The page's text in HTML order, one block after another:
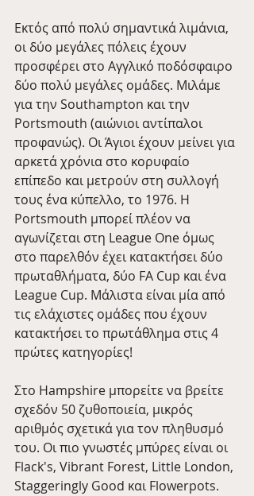
Εκτός από πολύ σημαντικά λιμάνια,
οι δύο μεγάλες πόλεις έχουν
προσφέρει στο Αγγλικό ποδόσφαιρο
δύο πολύ μεγάλες ομάδες. Μιλάμε
για την Southampton και την
Portsmouth (αιώνιοι αντίπαλοι
προφανώς). Οι Άγιοι έχουν μείνει για
αρκετά χρόνια στο κορυφαίο
επίπεδο και μετρούν στη συλλογή
τους ένα κύπελλο, το 1976. Η
Portsmouth μπορεί πλέον να
αγωνίζεται στη League One όμως
στο παρελθόν έχει κατακτήσει δύο
πρωταθλήματα, δύο FA Cup και ένα
League Cup. Μάλιστα είναι μία από
τις ελάχιστες ομάδες που έχουν
κατακτήσει το πρωτάθλημα στις 4
πρώτες κατηγορίες!
Στο Hampshire μπορείτε να βρείτε
σχεδόν 50 ζυθοποιεία, μικρός
αριθμός σχετικά για τον πληθυσμό
του. Οι πιο γνωστές μπύρες είναι οι
Flack's, Vibrant Forest, Little London,
Staggeringly Good και Flowerpots.